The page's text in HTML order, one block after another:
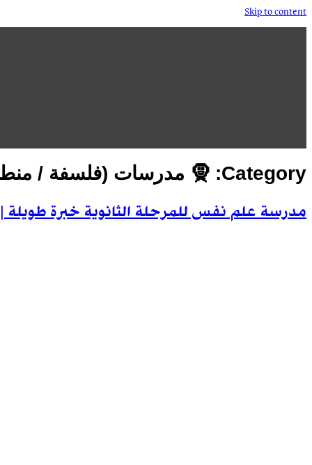
Skip to content
Category: 🧕 مدرسات (فلسفة /
مدرسة علم نفس للمرحلة الثانوية خبرة طويلة || ☎️